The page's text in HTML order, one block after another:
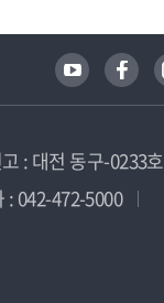
: 대전 동구-0233호
: 042-472-5000